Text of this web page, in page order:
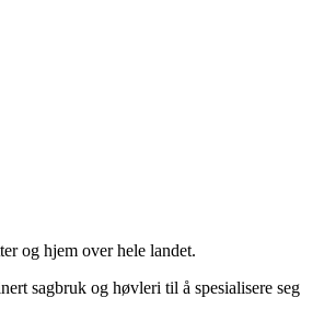
og hjem over hele landet.
sagbruk og høvleri til å spesialisere seg